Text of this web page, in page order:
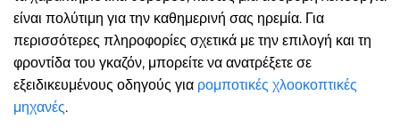
είναι πολύτιμη για την καθημερινή σας ηρεμία. Για
περισσότερες πληροφορίες σχετικά με την επιλογή και τη
φροντίδα του γκαζόν, μπορείτε να ανατρέξετε σε
εξειδικευμένους οδηγούς για ρομποτικές χλοοκοπτικές
μηχανές.